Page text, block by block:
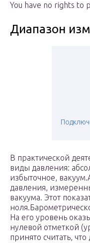
You have no rights to
Диапазон
В практической
виды давления:
избыточное,
давления,
вакуума. Этот
На его уровень
нулевой отметкой
принято считать,